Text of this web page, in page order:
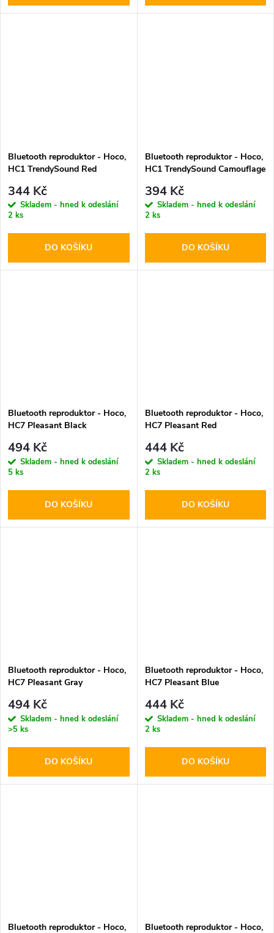
Bluetooth reproduktor - Hoco,
HC1 TrendySound Red
344 Kč
Skladem - hned k odeslání
2 ks
DO KOŠÍKU
Bluetooth reproduktor - Hoco,
HC1 TrendySound Camouflage
394 Kč
Skladem - hned k odeslání
2 ks
DO KOŠÍKU
Bluetooth reproduktor - Hoco,
HC7 Pleasant Black
494 Kč
Skladem - hned k odeslání
5 ks
DO KOŠÍKU
Bluetooth reproduktor - Hoco,
HC7 Pleasant Red
444 Kč
Skladem - hned k odeslání
2 ks
DO KOŠÍKU
Bluetooth reproduktor - Hoco,
HC7 Pleasant Gray
494 Kč
Skladem - hned k odeslání
>5 ks
DO KOŠÍKU
Bluetooth reproduktor - Hoco,
HC7 Pleasant Blue
444 Kč
Skladem - hned k odeslání
2 ks
DO KOŠÍKU
Bluetooth reproduktor - Hoco, Bluetooth reproduktor - Hoco,